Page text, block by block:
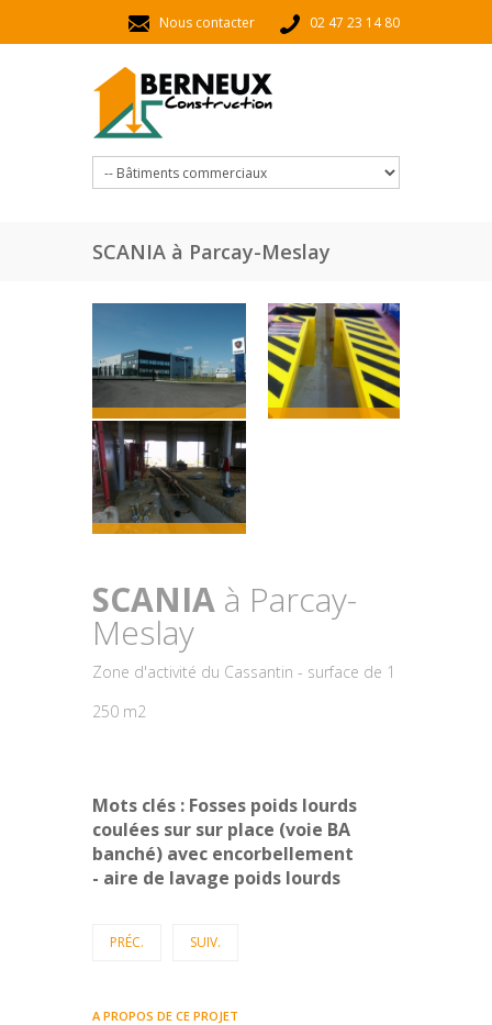
Nous contacter 02 47 23 14 80
SCANIA à Parcay-Meslay
SCANIA à Parcay-
Meslay
Zone d'activité du Cassantin - surface de 1
250 m2
Mots clés : Fosses poids lourds
coulées sur sur place (voie BA
banché) avec encorbellement
- aire de lavage poids lourds
PRÉC. SUIV.
A PROPOS DE CE PROJET